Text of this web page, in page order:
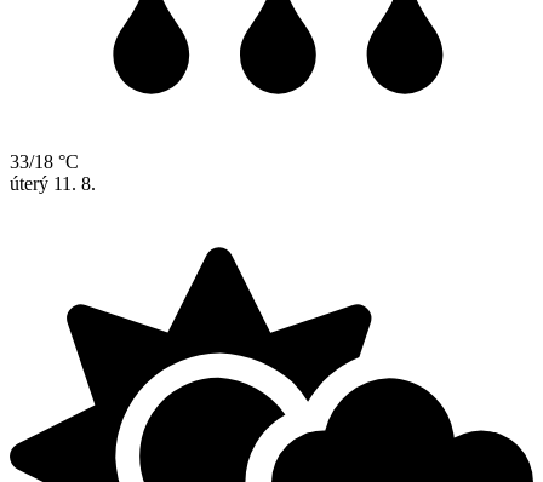
33/18 °C
úterý 11. 8.